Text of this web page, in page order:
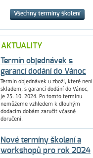
Všechny termíny školení
AKTUALITY
Termín objednávek s
garancí dodání do Vánoc
Termín objednávek u zboží, které není
skladem, s garancí dodání do Vánoc,
je 25. 10. 2024. Po tomto termínu
nemůžeme vzhledem k dlouhým
dodacím dobám zaručit včasné
doručení.
Nové termíny školení a
workshopů pro rok 2024